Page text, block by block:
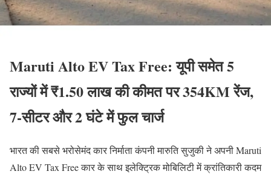
Maruti Alto EV Tax Free: यूपी समेत 5
राज्यों में ₹1.50 लाख की कीमत पर 354KM रेंज,
7-सीटर और 2 घंटे में फुल चार्ज
भारत की सबसे भरोसेमंद कार निर्माता कंपनी मारुति सुजुकी ने अपनी Maruti
Alto EV Tax Free कार के साथ इलेक्ट्रिक मोबिलिटी में क्रांतिकारी कदम